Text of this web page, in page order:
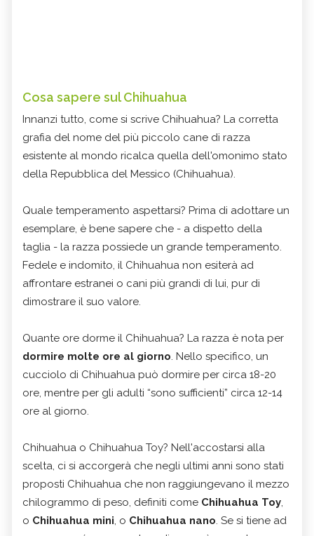
Cosa sapere sul Chihuahua
Innanzi tutto, come si scrive Chihuahua? La corretta
grafia del nome del più piccolo cane di razza
esistente al mondo ricalca quella dell'omonimo stato
della Repubblica del Messico (Chihuahua).
Quale temperamento aspettarsi? Prima di adottare un
esemplare, è bene sapere che - a dispetto della
taglia - la razza possiede un grande temperamento.
Fedele e indomito, il Chihuahua non esiterà ad
affrontare estranei o cani più grandi di lui, pur di
dimostrare il suo valore.
Quante ore dorme il Chihuahua? La razza è nota per
dormire molte ore al giorno. Nello specifico, un
cucciolo di Chihuahua può dormire per circa 18-20
ore, mentre per gli adulti “sono sufficienti” circa 12-14
ore al giorno.
Chihuahua o Chihuahua Toy? Nell'accostarsi alla
scelta, ci si accorgerà che negli ultimi anni sono stati
proposti Chihuahua che non raggiungevano il mezzo
chilogrammo di peso, definiti come Chihuahua Toy,
o Chihuahua mini, o Chihuahua nano. Se si tiene ad